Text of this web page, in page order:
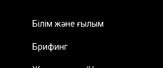
Білім және ғылым
Брифинг